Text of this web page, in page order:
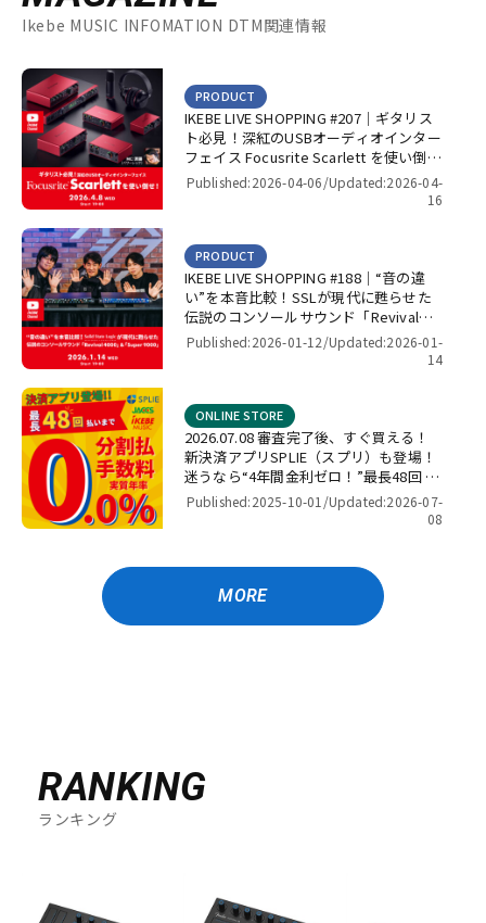
Ikebe MUSIC INFOMATION DTM関連情報
IKEBE LIVE SHOPPING #207｜ギタリス
ト必見！深紅のUSBオーディオインター
フェイス Focusrite Scarlett を使い倒
せ！【presented by パワーレック】
PRODUCT
Published:2026-04-06/Updated:2026-04-
16
IKEBE LIVE SHOPPING #188｜“音の違
い”を本音比較！SSLが現代に甦らせた
伝説のコンソールサウンド「Revival
4000」＆「Super 9000」【presented
PRODUCT
Published:2026-01-12/Updated:2026-01-
14
2026.07.08 審査完了後、すぐ買える！
新決済アプリSPLIE（スプリ）も登場！
迷うなら“4年間金利ゼロ！”最長48回 無
金利キャンペーン
ONLINE STORE
Published:2025-10-01/Updated:2026-07-
08
MORE
RANKING
ランキング